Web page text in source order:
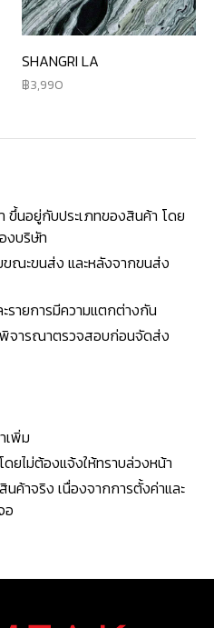
SHANGRI LA
3,990
ขึ้นอยู่กับประเภทของสินค้า โดย
งบริษัท
ณะขนส่ง และหลังจากขนส่ง
รายการมีความแตกต่างกัน
จารณาตรวจสอบก่อนจัดส่ง
เพิ่ม
ยไม่ต้องแจ้งให้ทราบล่วงหน้า
ค้าจริง เนื่องจากการตั้งค่าและ
อ